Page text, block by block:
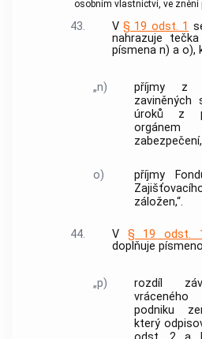
osobním vlastnictví, ve znění
43. V§ 19 odst. 1
nahrazuje
písmena n) a o),
„n)
příjmy z
zaviněných
úroků z
orgánem
zabezpečení,
o)
příjmy
záložen,“.
44. V § 19 odst.
doplňuje
„p)
rozdíl
podniku
který